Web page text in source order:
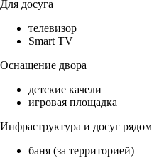
Для досуга
телевизор
Smart TV
Оснащение двора
детские качели
игровая площадка
Инфраструктура и досуг рядом
баня (за территорией)